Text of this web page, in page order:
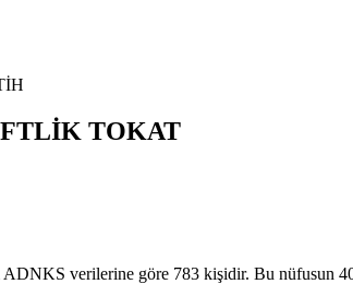
TOKAT
verilerine göre 783 kişidir. Bu nüfusun